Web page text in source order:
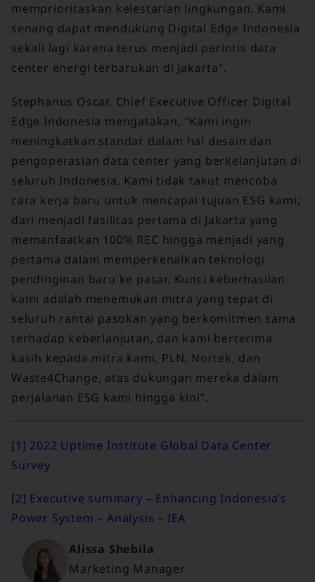
memprioritaskan kelestarian lingkungan. Kami
senang dapat mendukung Digital Edge Indonesia
sekali lagi karena terus menjadi perintis data
center energi terbarukan di Jakarta”.
Stephanus Oscar, Chief Executive Officer Digital
Edge Indonesia mengatakan, “Kami ingin
meningkatkan standar dalam hal desain dan
pengoperasian data center yang berkelanjutan di
seluruh Indonesia. Kami tidak takut mencoba
cara kerja baru untuk mencapai tujuan ESG kami;
dari menjadi fasilitas pertama di Jakarta yang
memanfaatkan 100% REC hingga menjadi yang
pertama dalam memperkenalkan teknologi
pendinginan baru ke pasar. Kunci keberhasilan
kami adalah menemukan mitra yang tepat di
seluruh rantai pasokan yang berkomitmen sama
terhadap keberlanjutan, dan kami berterima
kasih kepada mitra kami, PLN, Nortek, dan
Waste4Change, atas dukungan mereka dalam
perjalanan ESG kami hingga kini”.
[1] 2022 Uptime Institute Global Data Center
Survey
[2] Executive summary – Enhancing Indonesia’s
Power System – Analysis – IEA
Alissa Shebila
Marketing Manager